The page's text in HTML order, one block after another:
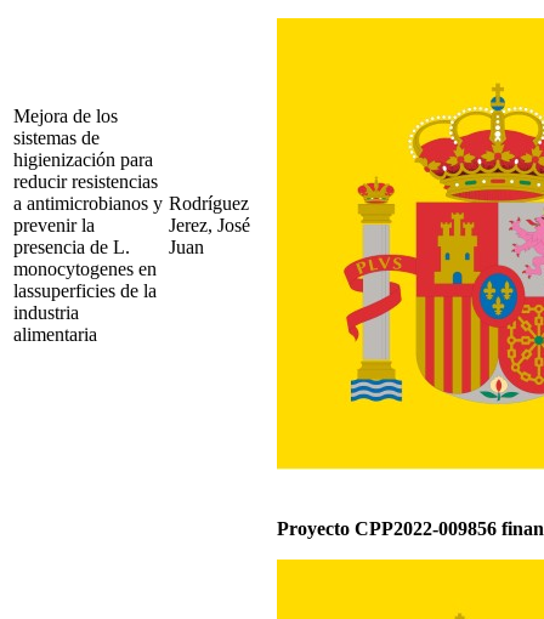
Mejora de los
sistemas de
higienización para
reducir resistencias
a antimicrobianos y
prevenir la
presencia de L.
monocytogenes en
lassuperficies de la
industria
alimentaria
Rodríguez
Jerez, José
Juan
Proyecto CPP2022-009856